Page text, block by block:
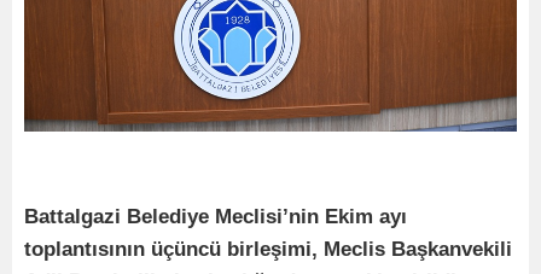
Battalgazi Belediye Meclisi’nin Ekim ayı
toplantısının üçüncü birleşimi, Meclis Başkanvekili